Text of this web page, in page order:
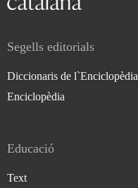
Segells editorials
Diccionaris de l`Enciclopèdia
Enciclopèdia
Educació
Text